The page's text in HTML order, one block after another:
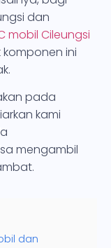
dan
mobil Cileungsi
ini
pada
kami
mengambil
dan